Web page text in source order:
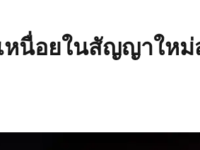
หนื่อยในสัญญาให